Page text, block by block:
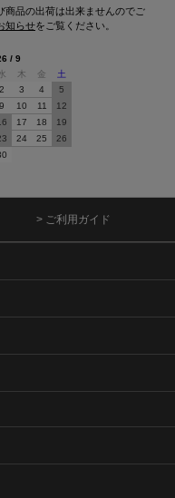
商品の出荷は出来ませんのでご
知らせをご覧ください。
/ 9
木 金
土
2 3 4
5
9 10 11
12
17 18
19
24 25
26
> ご利用ガイド